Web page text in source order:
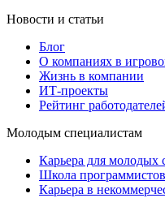
Новости и статьи
Блог
О компаниях в
Жизнь в компании
ИТ-проекты
Рейтинг
Молодым специалистам
Карьера для молодых
Школа программистов
Карьера в